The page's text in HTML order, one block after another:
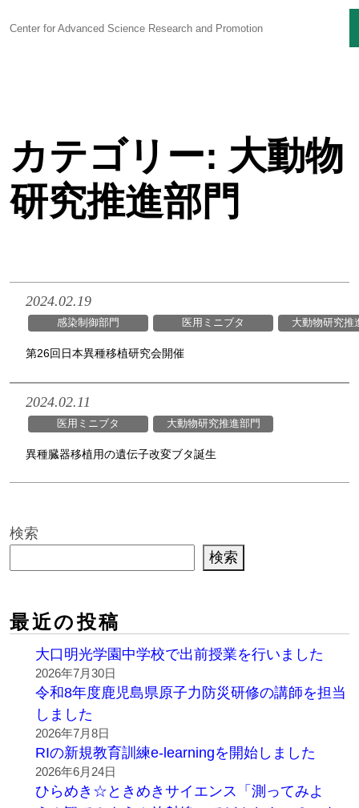
Center for Advanced Science Research and Promotion
センターについて
感染制御研究ユニット
研究支援 ユニット
技術部
カテゴリー: 大動物
研究推進部門
2024.02.19
感染制御部門 医用ミニブタ 大動物研究推
第26回日本異種移植研究会開催
2024.02.11
医用ミニブタ 大動物研究推進部門
異種臓器移植用の遺伝子改変ブタ誕生
検索
検索
最近の投稿
大口明光学園中学校で出前授業を行いました
2026年7月30日
令和8年度鹿児島県原子力防災研修の講師を担当
しました
2026年7月8日
RIの新規教育訓練e-learningを開始しました
2026年6月24日
ひらめき☆ときめきサイエンス「測ってみよ